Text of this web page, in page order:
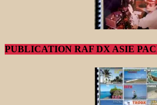
PUBLICATION RAF DX ASIE